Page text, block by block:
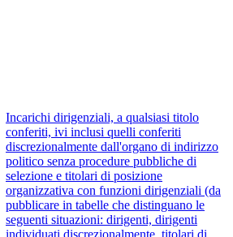
Incarichi dirigenziali, a qualsiasi titolo
conferiti, ivi inclusi quelli conferiti
discrezionalmente dall'organo di indirizzo
politico senza procedure pubbliche di
selezione e titolari di posizione
organizzativa con funzioni dirigenziali (da
pubblicare in tabelle che distinguano le
seguenti situazioni: dirigenti, dirigenti